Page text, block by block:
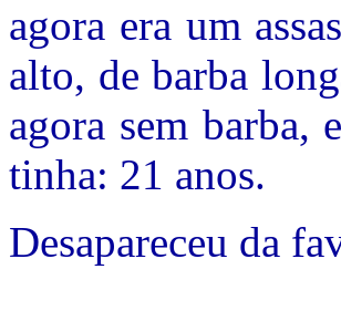
agora era um
alto, de barba
agora sem barba,
tinha: 21 anos.
Desapareceu da